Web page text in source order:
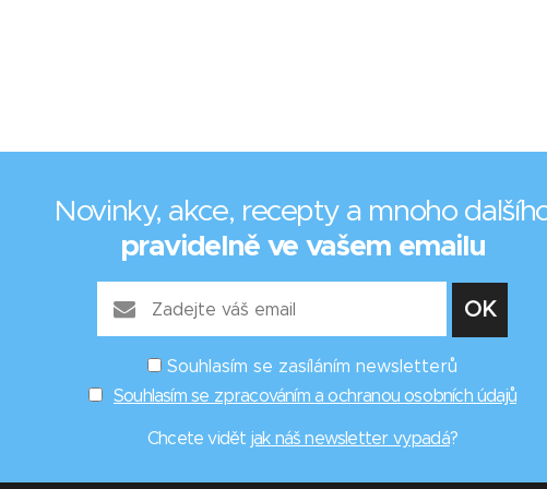
Novinky, akce, recepty a mnoho
pravidelně ve vašem emailu
Souhlasím se zasíláním newsletterů
Souhlasím se zpracováním a ochranou osobních údajů
Chcete vidět jak náš newsletter vypadá?